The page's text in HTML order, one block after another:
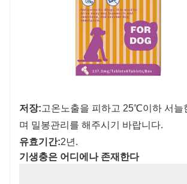
저장:고온노출을 피하고 25℃이하 서늘
며 밀봉관리를 해주시기 바랍니다.
유효기간:2년.
기생충은 어디에나 존재한다